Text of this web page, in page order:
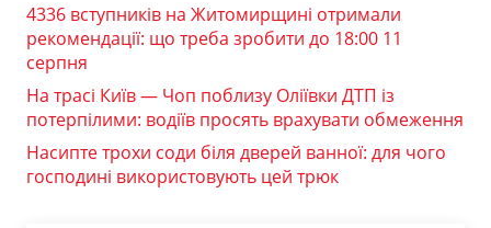
4336 вступників на Житомирщині отримали
рекомендації: що треба зробити до 18:00 11
серпня
На трасі Київ — Чоп поблизу Оліївки ДТП із
потерпілими: водіїв просять врахувати обмеження
Насипте трохи соди біля дверей ванної: для чого
господині використовують цей трюк